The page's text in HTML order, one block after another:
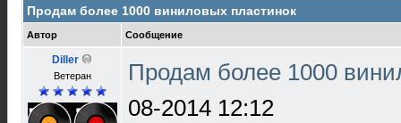
Продам более 1000 виниловых пластинок
Автор Сообщение
Diller
Ветеран
Продам более 1000
08-2014 12:12